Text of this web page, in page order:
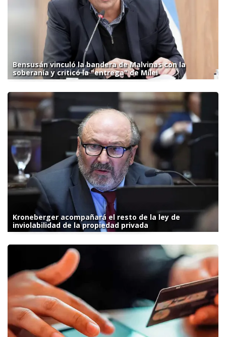
Bensusán vinculó la bandera de Malvinas con la
soberanía y criticó la "entrega" de Milei
Kroneberger acompañará el resto de la ley de
inviolabilidad de la propiedad privada